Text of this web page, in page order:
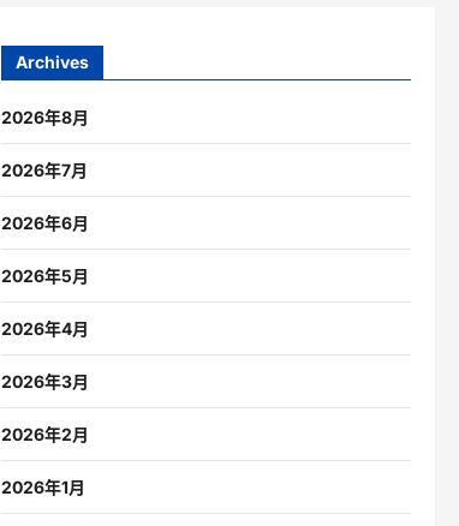
Archives
2026年8月
2026年7月
2026年6月
2026年5月
2026年4月
2026年3月
2026年2月
2026年1月